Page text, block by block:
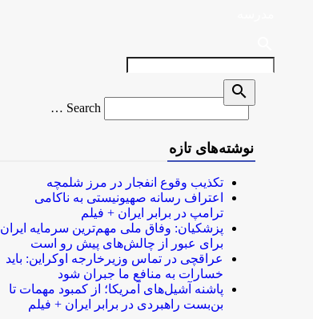
Search
for
Search …
search
نوشته‌های تازه
تکذیب وقوع انفجار در مرز شلمچه
اعتراف رسانه صهیونیستی به ناکامی
ترامپ در برابر ایران + فیلم
پزشکیان: وفاق ملی مهم‌ترین سرمایه ایران
برای عبور از چالش‌های پیش رو است
عراقچی در تماس وزیرخارجه اوکراین: باید
خسارات به منافع ما جبران شود
پاشنه آشیل‌های آمریکا؛ از کمبود مهمات تا
بن‌بست راهبردی در برابر ایران + فیلم